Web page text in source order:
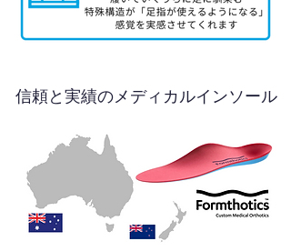
信頼と実績のメディカルインソール